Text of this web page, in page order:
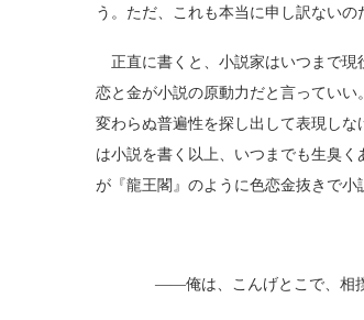
う。ただ、これも本当に申し訳ない
正直に書くと、小説家はいつまで現
恋と金が小説の原動力だと言ってい
変わらぬ普遍性を探し出して表現し
は小説を書く以上、いつまでも生臭
が『龍王閣』のように色恋金抜きで小
――俺は、こんげとこで、相